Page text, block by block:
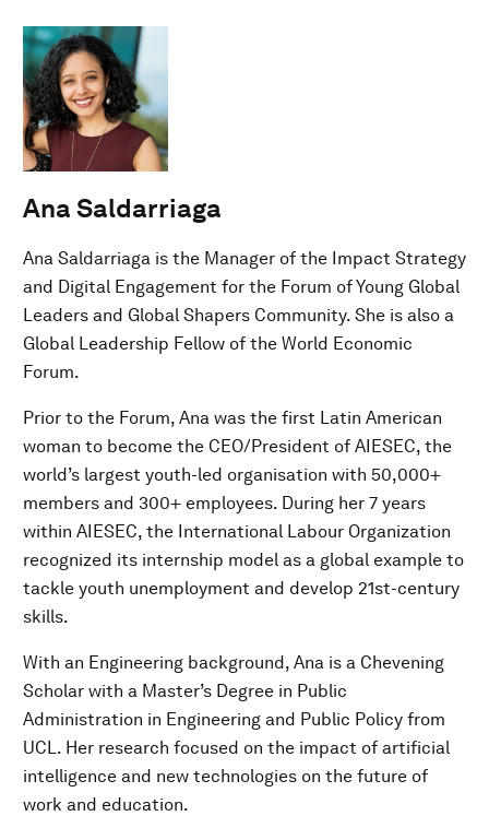
Ana Saldarriaga
Ana Saldarriaga is the Manager of the Impact Strategy
and Digital Engagement for the Forum of Young Global
Leaders and Global Shapers Community. She is also a
Global Leadership Fellow of the World Economic
Forum.
Prior to the Forum, Ana was the first Latin American
woman to become the CEO/President of AIESEC, the
world’s largest youth-led organisation with 50,000+
members and 300+ employees. During her 7 years
within AIESEC, the International Labour Organization
recognized its internship model as a global example to
tackle youth unemployment and develop 21st-century
skills.
With an Engineering background, Ana is a Chevening
Scholar with a Master’s Degree in Public
Administration in Engineering and Public Policy from
UCL. Her research focused on the impact of artificial
intelligence and new technologies on the future of
work and education.